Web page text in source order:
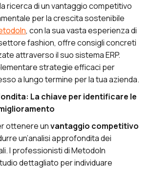
ricerca di un vantaggio competitivo
per la crescita sostenibile
, con la sua vasta esperienza di
fashion, offre consigli concreti
attraverso il suo sistema ERP.
strategie efficaci per
a lungo termine per la tua azienda.
La chiave per identificare le
ottenere unvantaggio competitivo
un’analisi approfondita dei
I professionisti di MetodoIn
dettagliato per individuare